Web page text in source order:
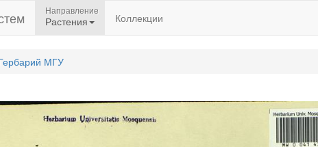
Направление
Растения Коллекции
МГУ